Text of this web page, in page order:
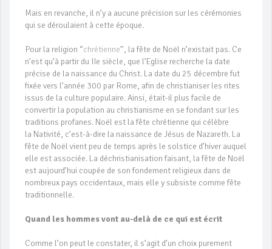
Mais en revanche, il n’y a aucune précision sur les cérémonies
qui se déroulaient à cette époque.
Pour la religion ‘’chrétienne’’, la fête de Noël n’existait pas. Ce
n’est qu’à partir du IIe siècle, que l’Eglise recherche la date
précise de la naissance du Christ. La date du 25 décembre fut
fixée vers l’année 300 par Rome, afin de christianiser les rites
issus de la culture populaire. Ainsi, était-il plus facile de
convertir la population au christianisme en se fondant sur les
traditions profanes. Noël est la fête chrétienne qui célèbre
la Nativité, c’est-à-dire la naissance de Jésus de Nazareth. La
fête de Noël vient peu de temps après le solstice d’hiver auquel
elle est associée. La déchristianisation faisant, la fête de Noël
est aujourd’hui coupée de son fondement religieux dans de
nombreux pays occidentaux, mais elle y subsiste comme fête
traditionnelle.
Quand les hommes vont au-delà de ce qui est écrit
Comme l’on peut le constater, il s’agit d’un choix purement